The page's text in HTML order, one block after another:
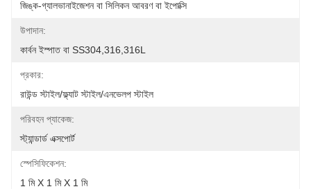
জিঙ্ক-গ্যালভানাইজেশন বা সিলিকন আবরণ বা ইপোক্সি
উপাদান:
কার্বন ইস্পাত বা SS304,316,316L
প্রকার:
রাউন্ড স্টাইল/ফ্ল্যাট স্টাইল/এনভেলপ স্টাইল
পরিবহন প্যাকেজ:
স্ট্যান্ডার্ড এক্সপোর্ট
স্পেসিফিকেশন:
1 মি X 1 মি X 1 মি